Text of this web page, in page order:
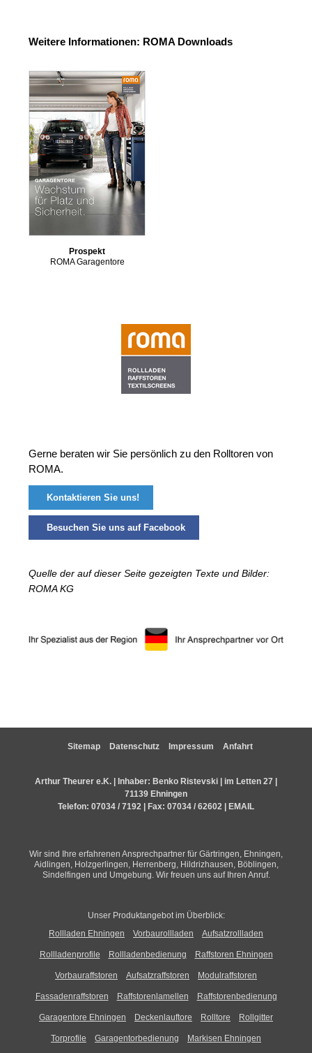
Weitere Informationen: ROMA Downloads
Prospekt
ROMA Garagentore
Gerne beraten wir Sie persönlich zu den Rolltoren von
ROMA.
Kontaktieren Sie uns!
Besuchen Sie uns auf Facebook
Quelle der auf dieser Seite gezeigten Texte und Bilder:
ROMA KG
Sitemap Datenschutz Impressum Anfahrt
Arthur Theurer e.K. | Inhaber: Benko Ristevski | im Letten 27 |
71139 Ehningen
Telefon: 07034 / 7192 | Fax: 07034 / 62602 | EMAIL
Wir sind Ihre erfahrenen Ansprechpartner für Gärtringen, Ehningen,
Aidlingen, Holzgerlingen, Herrenberg, Hildrizhausen, Böblingen,
Sindelfingen und Umgebung. Wir freuen uns auf Ihren Anruf.
Unser Produktangebot im Überblick:
Rollladen Ehningen
Vorbaurollladen Aufsatzrollladen
Rollladenprofile Rollladenbedienung Raffstoren Ehningen
Vorbauraffstoren Aufsatzraffstoren Modulraffstoren
Fassadenraffstoren Raffstorenlamellen Raffstorenbedienung
Garagentore Ehningen Deckenlauftore Rolltore Rollgitter
Torprofile Garagentorbedienung Markisen Ehningen